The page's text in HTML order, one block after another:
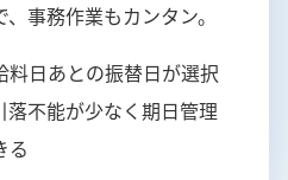
事務作業もカンタン。
料日あとの振替日が選択
落不能が少なく期日管理
る